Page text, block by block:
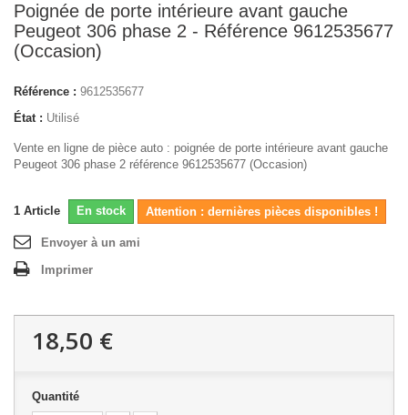
Poignée de porte intérieure avant gauche
Peugeot 306 phase 2 - Référence 9612535677
(Occasion)
Référence : 9612535677
État : Utilisé
Vente en ligne de pièce auto : poignée de porte intérieure avant gauche
Peugeot 306 phase 2 référence 9612535677 (Occasion)
1 Article En stock Attention : dernières pièces disponibles !
Envoyer à un ami
Imprimer
18,50 €
Quantité